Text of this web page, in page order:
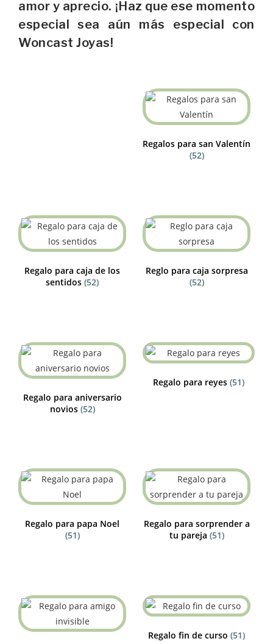
amor y aprecio. ¡Haz que ese momento
especial sea aún más especial con
Woncast Joyas!
Regalos para san Valentín
(52)
Regalo para caja de los
sentidos (52)
Reglo para caja sorpresa
(52)
Regalo para aniversario
novios (52)
Regalo para reyes (51)
Regalo para papa Noel
(51)
Regalo para sorprender a
tu pareja (51)
Regalo fin de curso (51)